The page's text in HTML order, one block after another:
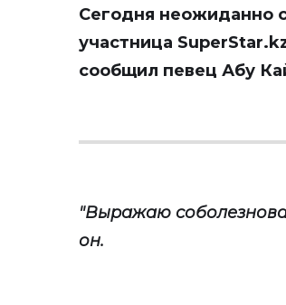
Сегодня неожиданно
участница
сообщил певец Абу
"Выражаю
он.